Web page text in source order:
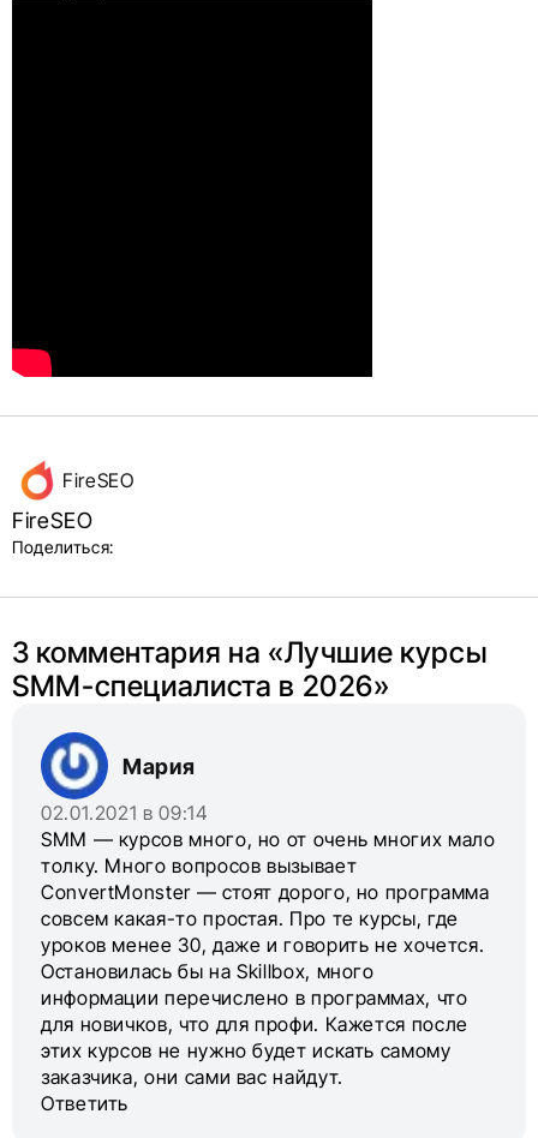
Данные
об авторе
и блок
поделиться
в соцсетях
FireSEO
FireSEO
Поделиться:
3 комментария на «Лучшие курсы
SMM-специалиста в 2026»
Мария
02.01.2021 в 09:14
SMM — курсов много, но от очень многих мало
толку. Много вопросов вызывает
ConvertMonster — стоят дорого, но программа
совсем какая-то простая. Про те курсы, где
уроков менее 30, даже и говорить не хочется.
Остановилась бы на Skillbox, много
информации перечислено в программах, что
для новичков, что для профи. Кажется после
этих курсов не нужно будет искать самому
заказчика, они сами вас найдут.
Ответить